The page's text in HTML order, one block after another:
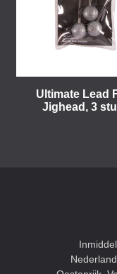
Ultimate Lead
Jighead, 3